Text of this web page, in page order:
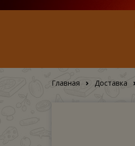
Главная Доставка